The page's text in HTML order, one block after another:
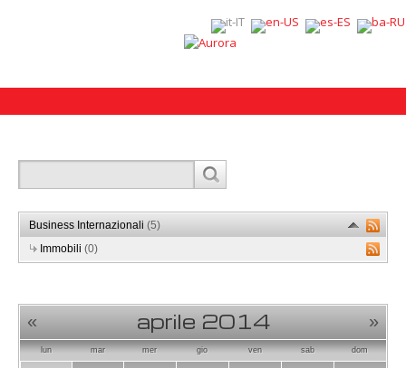
Business Internazionali (5)
Immobili (0)
« aprile 2014 »
lun mar mer gio ven sab dom